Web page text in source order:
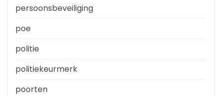
persoonsbeveiliging
poe
politie
politiekeurmerk
poorten